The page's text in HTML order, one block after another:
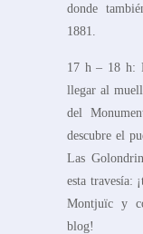
donde
1881.
17 h – 18 h:
llegar al
del
descubre el
Las
esta travesía:
Montjuïc y
blog!